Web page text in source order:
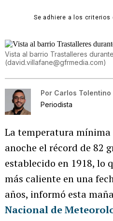
Se adhiere a los criterios
Vista al barrio Trastalleres
(david.villafane@gfrmedia.com)
Por Carlos Tolentino
Periodista
La temperatura mínima
anoche el récord de 82
establecido en 1918, lo
más caliente en una
años, informó esta
Nacional de